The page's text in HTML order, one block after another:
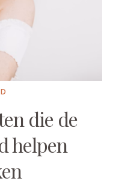
die de
helpen